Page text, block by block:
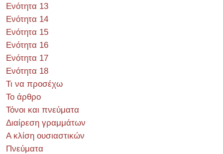
Ενότητα 13
Ενότητα 14
Ενότητα 15
Ενότητα 16
Ενότητα 17
Ενότητα 18
Τι να προσέχω
Το άρθρο
Τόνοι και πνεύματα
Διαίρεση γραμμάτων
Α κλίση ουσιαστικών
Πνεύματα